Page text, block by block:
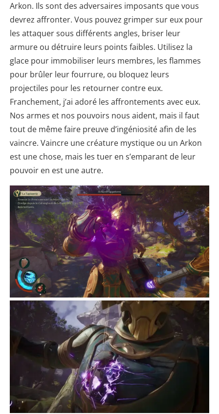
Arkon. Ils sont des adversaires imposants que vous
devrez affronter. Vous pouvez grimper sur eux pour
les attaquer sous différents angles, briser leur
armure ou détruire leurs points faibles. Utilisez la
glace pour immobiliser leurs membres, les flammes
pour brûler leur fourrure, ou bloquez leurs
projectiles pour les retourner contre eux.
Franchement, j’ai adoré les affrontements avec eux.
Nos armes et nos pouvoirs nous aident, mais il faut
tout de même faire preuve d’ingéniosité afin de les
vaincre. Vaincre une créature mystique ou un Arkon
est une chose, mais les tuer en s’emparant de leur
pouvoir en est une autre.